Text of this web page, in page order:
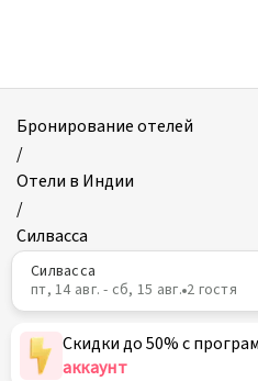
Бронирование отелей
/
Отели в Индии
/
Силвасса
Силвасса
пт, 14 авг. - сб, 15 авг. 2 гостя
Скидки до 50% с
аккаунт